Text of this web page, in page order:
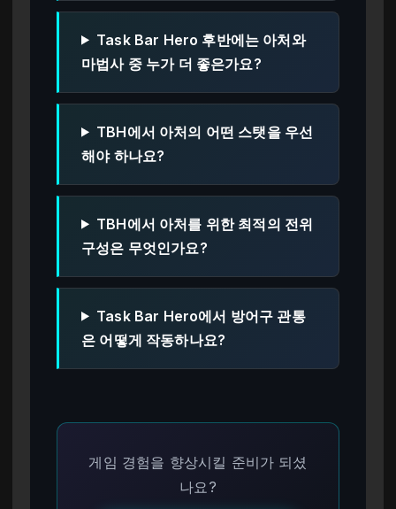
Task Bar Hero 후반에는 아처와
마법사 중 누가 더 좋은가요?
TBH에서 아처의 어떤 스탯을 우선
해야 하나요?
TBH에서 아처를 위한 최적의 전위
구성은 무엇인가요?
Task Bar Hero에서 방어구 관통
은 어떻게 작동하나요?
게임 경험을 향상시킬 준비가 되셨
나요?